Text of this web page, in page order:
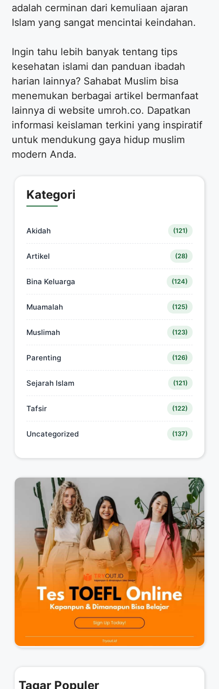
adalah cerminan dari kemuliaan ajaran
Islam yang sangat mencintai keindahan.
Ingin tahu lebih banyak tentang tips
kesehatan islami dan panduan ibadah
harian lainnya? Sahabat Muslim bisa
menemukan berbagai artikel bermanfaat
lainnya di website umroh.co. Dapatkan
informasi keislaman terkini yang inspiratif
untuk mendukung gaya hidup muslim
modern Anda.
Kategori
Akidah (121)
Artikel (28)
Bina Keluarga (124)
Muamalah (125)
Muslimah (123)
Parenting (126)
Sejarah Islam (121)
Tafsir (122)
Uncategorized (137)
Tagar Populer